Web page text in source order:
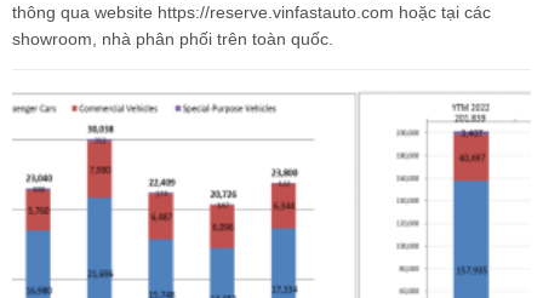
thông qua website https://reserve.vinfastauto.com hoặc tại các
showroom, nhà phân phối trên toàn quốc.